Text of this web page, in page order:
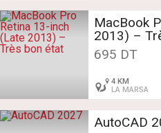
MacBook
2013) –
695 DT
4 KM
LA MARSA
AutoCAD